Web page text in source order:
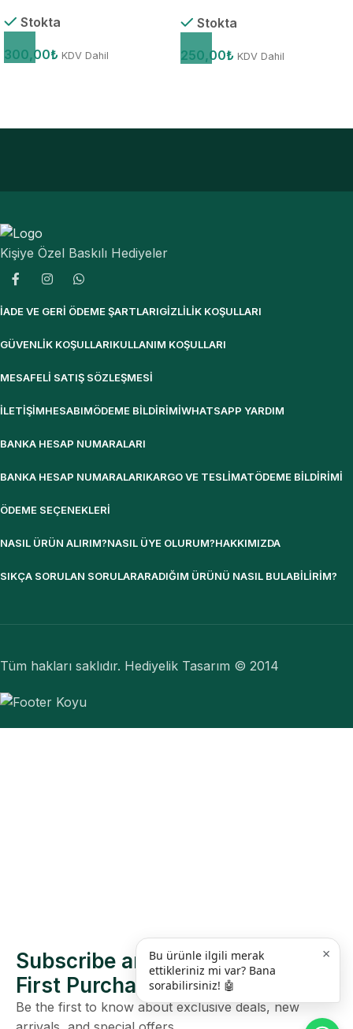
Stokta
300,00₺ KDV Dahil
Stokta
250,00₺ KDV Dahil
Kişiye Özel Baskılı Hediyeler
İADE VE GERI ÖDEME ŞARTLARIGIZLILIK KOŞULLARI
GÜVENLIK KOŞULLARIKULLANIM KOŞULLARI
MESAFELI SATIŞ SÖZLEŞMESI
İLETIŞIMHESABIMÖDEME BILDIRIMIWHATSAPP YARDIM
BANKA HESAP NUMARALARI
BANKA HESAP NUMARALARIKARGO VE TESLIMATÖDEME BILDIRIMI
ÖDEME SEÇENEKLERI
NASIL ÜRÜN ALIRIM?NASIL ÜYE OLURUM?HAKKIMIZDA
SIKÇA SORULAN SORULARARADIĞIM ÜRÜNÜ NASIL BULABILIRIM?
Tüm hakları saklıdır. Hediyelik Tasarım © 2014
Subscribe and Get 10% off Your
First Purchase
Be the first to know about exclusive deals, new
Bu ürünle ilgili merak
ettikleriniz mi var? Bana
sorabilirsiniz! 🤖
×